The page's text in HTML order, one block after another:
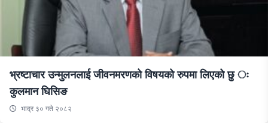
भ्रष्टाचार उन्मुलनलाई जीवनमरणको विषयको रुपमा लिएको छु ः
कुलमान घिसिङ
भाद्र ३० गते २०८२